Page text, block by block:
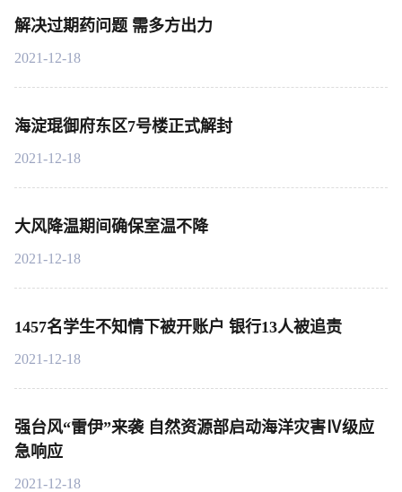
解决过期药问题 需多方出力
2021-12-18
海淀琨御府东区7号楼正式解封
2021-12-18
大风降温期间确保室温不降
2021-12-18
1457名学生不知情下被开账户 银行13人被追责
2021-12-18
强台风“雷伊”来袭 自然资源部启动海洋灾害Ⅳ级应
急响应
2021-12-18